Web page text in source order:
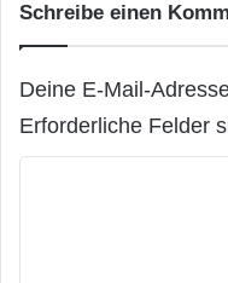
Schreibe einen
Deine E-Mail-
Erforderliche Felder